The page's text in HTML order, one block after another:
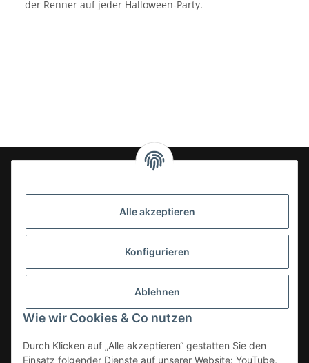
Alle akzeptieren
Konfigurieren
Ablehnen
Wie wir Cookies & Co nutzen
Durch Klicken auf „Alle akzeptieren“ gestatten Sie den
Einsatz folgender Dienste auf unserer Website: YouTube,
der Renner auf jeder Halloween-Party.
24-7en Kioskbedarf GmbH
- Sezer Kahveci & Cengiz Inci
33142 Büren, Deutschland
Kategorien